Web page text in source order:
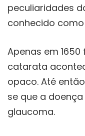
peculiaridades
conhecido
Apenas em
catarata
opaco. Até
se que a
glaucoma.